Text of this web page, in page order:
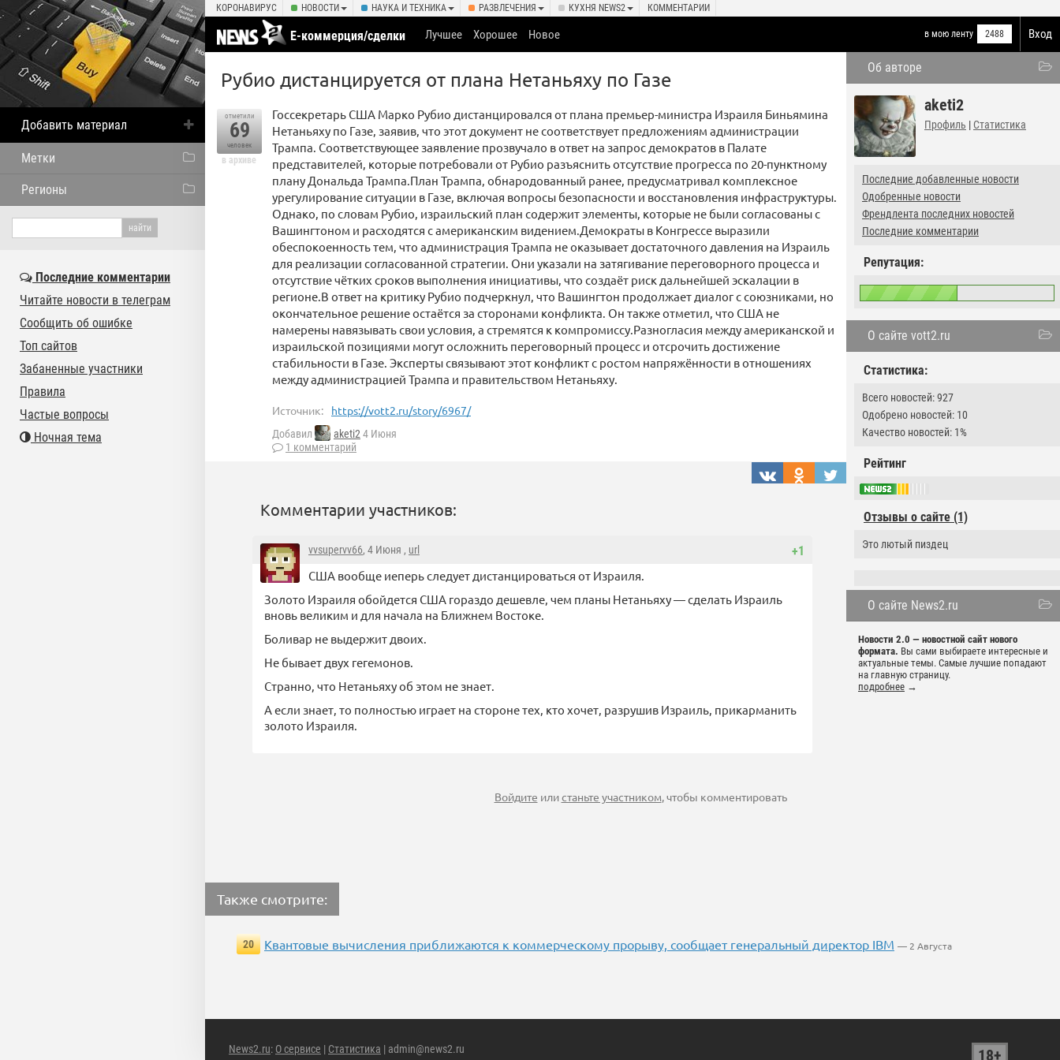
КОРОНАВИРУС НОВОСТИ НАУКА И ТЕХНИКА РАЗВЛЕЧЕНИЯ КУХНЯ NEWS2 КОММЕНТАРИИ
Вход
Е-коммерция/сделки в мою ленту 2488
Лучшее Хорошее Новое
Об авторе
aketi2
Профиль | Статистика
Последние добавленные новости
Одобренные новости
Френдлента последних новостей
Последние комментарии
Репутация:
О сайте vott2.ru
Статистика:
Всего новостей: 927
Одобрено новостей: 10
Качество новостей: 1%
Рейтинг
Отзывы о сайте (1)
Это лютый пиздец
О сайте News2.ru
Новости 2.0 — новостной сайт нового
формата. Вы сами выбираете интересные и
актуальные темы. Самые лучшие попадают
на главную страницу.
подробнее →
Рубио дистанцируется от плана Нетаньяху по Газе
отметили
69
человек
в архиве
Госсекретарь США Марко Рубио дистанцировался от плана премьер-министра Израиля Биньямина
Нетаньяху по Газе, заявив, что этот документ не соответствует предложениям администрации
Трампа. Соответствующее заявление прозвучало в ответ на запрос демократов в Палате
представителей, которые потребовали от Рубио разъяснить отсутствие прогресса по 20-пунктному
плану Дональда Трампа.План Трампа, обнародованный ранее, предусматривал комплексное
урегулирование ситуации в Газе, включая вопросы безопасности и восстановления инфраструктуры.
Однако, по словам Рубио, израильский план содержит элементы, которые не были согласованы с
Вашингтоном и расходятся с американским видением.Демократы в Конгрессе выразили
обеспокоенность тем, что администрация Трампа не оказывает достаточного давления на Израиль
для реализации согласованной стратегии. Они указали на затягивание переговорного процесса и
отсутствие чётких сроков выполнения инициативы, что создаёт риск дальнейшей эскалации в
регионе.В ответ на критику Рубио подчеркнул, что Вашингтон продолжает диалог с союзниками, но
окончательное решение остаётся за сторонами конфликта. Он также отметил, что США не
намерены навязывать свои условия, а стремятся к компромиссу.Разногласия между американской и
израильской позициями могут осложнить переговорный процесс и отсрочить достижение
стабильности в Газе. Эксперты связывают этот конфликт с ростом напряжённости в отношениях
между администрацией Трампа и правительством Нетаньяху.
Источник: https://vott2.ru/story/6967/
Добавил aketi24 Июня
1 комментарий
Комментарии участников:
+1
vvsupervv66, 4 Июня , url
США вообще иеперь следует дистанцироваться от Израиля.
Золото Израиля обойдется США гораздо дешевле, чем планы Нетаньяху — сделать Израиль
вновь великим и для начала на Ближнем Востоке.
Боливар не выдержит двоих.
Не бывает двух гегемонов.
Странно, что Нетаньяху об этом не знает.
А если знает, то полностью играет на стороне тех, кто хочет, разрушив Израиль, прикарманить
золото Израиля.
Войдите илистаньте участником, чтобы комментировать
Также смотрите:
20 Квантовые вычисления приближаются к коммерческому прорыву, сообщает генеральный директор IBM — 2 Августа
News2.ru: О сервисе | Статистика | admin@news2.ru 18+
Добавить материал
Метки
Регионы
Последние комментарии
Читайте новости в телеграм
Сообщить об ошибке
Топ сайтов
Забаненные участники
Правила
Частые вопросы
Ночная тема